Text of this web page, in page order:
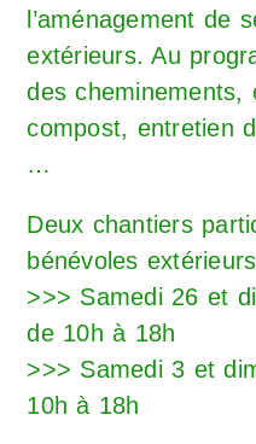
l’aménagement de
extérieurs. Au
des cheminements,
compost, entretien
…
Deux chantiers
bénévoles
>>> Samedi 26 et
de 10h à 18h
>>> Samedi 3 et
10h à 18h